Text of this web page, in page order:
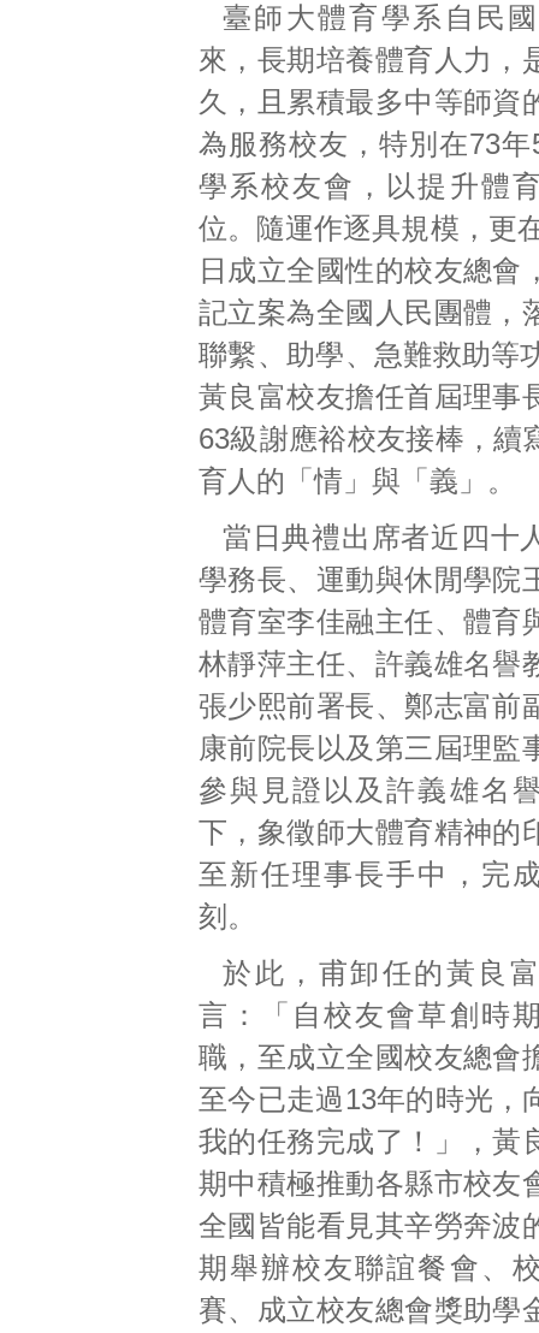
臺師大體育學系自民
來，長期培養體育人力，
久，且累積最多中等師資
為服務校友，特別在73
學系校友會，以提升體
位。隨運作逐具規模，更
日成立全國性的校友總會
記立案為全國人民團體，
聯繫、助學、急難救助等
黃良富校友擔任首屆理事
63級謝應裕校友接棒，續
育人的「情」與「義」。
當日典禮出席者近四十
學務長、運動與休閒學院
體育室李佳融主任、體育
林靜萍主任、許義雄名譽
張少熙前署長、鄭志富前
康前院長以及第三屆理監
參與見證以及許義雄名
下，象徵師大體育精神的
至新任理事長手中，完
刻。
於此，甫卸任的黃良
言：「自校友會草創時
職，至成立全國校友總會
至今已走過13年的時光，
我的任務完成了！」，黃
期中積極推動各縣市校友
全國皆能看見其辛勞奔波
期舉辦校友聯誼餐會、
賽、成立校友總會獎助學